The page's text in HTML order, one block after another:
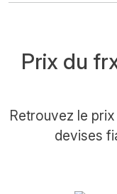
Prix du
Retrouvez le
devises